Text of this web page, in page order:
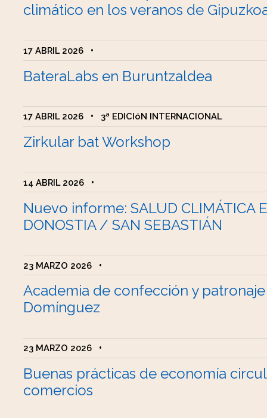
climático en los veranos de
17 ABRIL 2026 •
BateraLabs en Buruntzaldea
17 ABRIL 2026 • 3ª EDICIóN INTERNACIONAL
Zirkular bat Workshop
14 ABRIL 2026 •
Nuevo informe: SALUD CLIMÁTICA
DONOSTIA / SAN SEBASTIÁN
23 MARZO 2026 •
Academia de confección y
Domínguez
23 MARZO 2026 •
Buenas prácticas de economía
comercios